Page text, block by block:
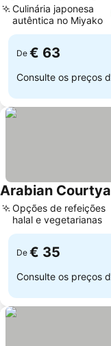
Culinária japonesa
autêntica no Miyako
De € 63
Consulte os preços
Arabian
Opções de refeições
halal e vegetarianas
De € 35
Consulte os preços